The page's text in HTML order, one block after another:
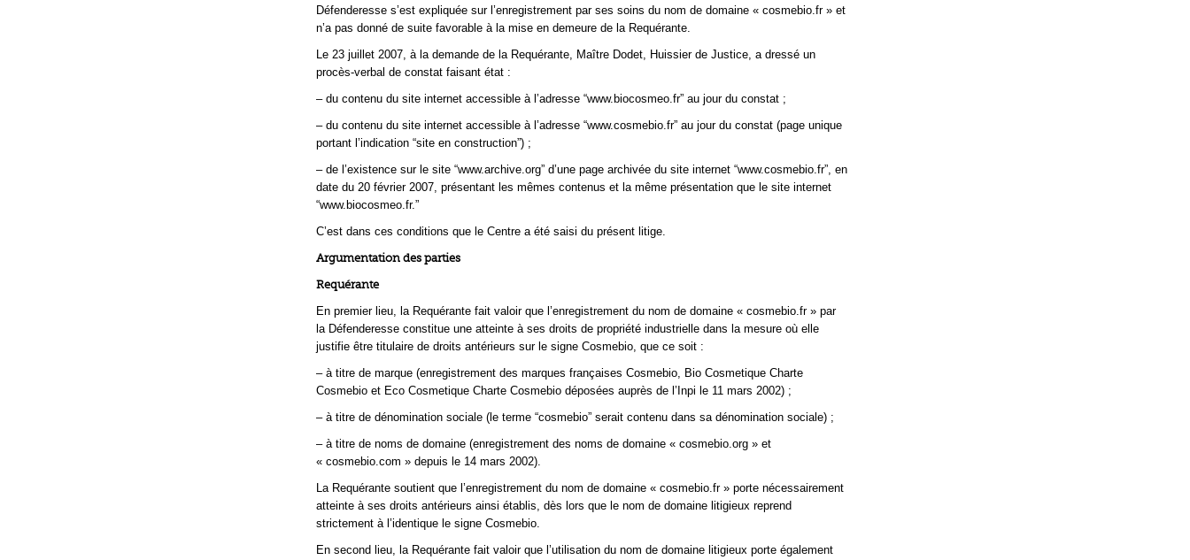
Défenderesse s’est expliquée sur l’enregistrement par ses soins du nom de domaine « cosmebio.fr » et
n’a pas donné de suite favorable à la mise en demeure de la Requérante.
Le 23 juillet 2007, à la demande de la Requérante, Maître Dodet, Huissier de Justice, a dressé un
procès-verbal de constat faisant état :
– du contenu du site internet accessible à l’adresse “www.biocosmeo.fr” au jour du constat ;
– du contenu du site internet accessible à l’adresse “www.cosmebio.fr” au jour du constat (page unique
portant l’indication “site en construction”) ;
– de l’existence sur le site “www.archive.org” d’une page archivée du site internet “www.cosmebio.fr”, en
date du 20 février 2007, présentant les mêmes contenus et la même présentation que le site internet
“www.biocosmeo.fr.”
C’est dans ces conditions que le Centre a été saisi du présent litige.
Argumentation des parties
Requérante
En premier lieu, la Requérante fait valoir que l’enregistrement du nom de domaine « cosmebio.fr » par
la Défenderesse constitue une atteinte à ses droits de propriété industrielle dans la mesure où elle
justifie être titulaire de droits antérieurs sur le signe Cosmebio, que ce soit :
– à titre de marque (enregistrement des marques françaises Cosmebio, Bio Cosmetique Charte
Cosmebio et Eco Cosmetique Charte Cosmebio déposées auprès de l’Inpi le 11 mars 2002) ;
– à titre de dénomination sociale (le terme “cosmebio” serait contenu dans sa dénomination sociale) ;
– à titre de noms de domaine (enregistrement des noms de domaine « cosmebio.org » et
« cosmebio.com » depuis le 14 mars 2002).
La Requérante soutient que l’enregistrement du nom de domaine « cosmebio.fr » porte nécessairement
atteinte à ses droits antérieurs ainsi établis, dès lors que le nom de domaine litigieux reprend
strictement à l’identique le signe Cosmebio.
En second lieu, la Requérante fait valoir que l’utilisation du nom de domaine litigieux porte également